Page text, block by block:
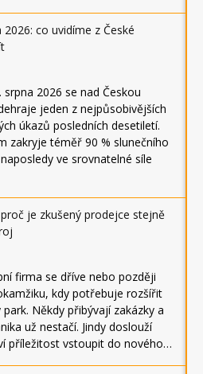
co uvidíme z České
srpna 2026 se nad Českou
jeden z nejpůsobivějších
úkazů posledních desetiletí.
zakryje téměř 90 % slunečního
ve srovnatelné síle
je zkušený prodejce stejně
firma se dříve nebo později
kdy potřebuje rozšířit
Někdy přibývají zakázky a
už nestačí. Jindy doslouží
příležitost vstoupit do nového…